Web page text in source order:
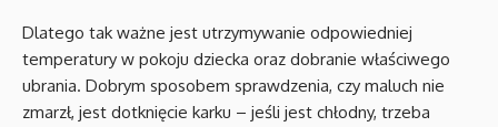
Dlatego tak ważne jest utrzymywanie odpowiedniej
temperatury w pokoju dziecka oraz dobranie właściwego
ubrania. Dobrym sposobem sprawdzenia, czy maluch nie
zmarzł, jest dotknięcie karku – jeśli jest chłodny, trzeba